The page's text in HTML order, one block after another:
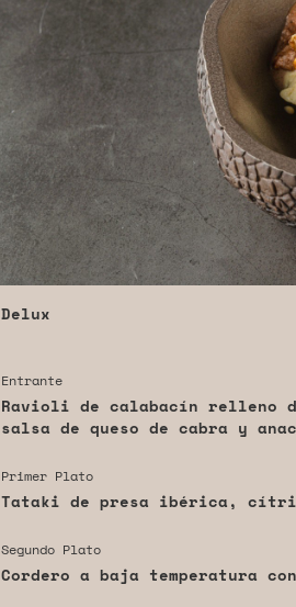
Delux
Entrante
Ravioli de calabacín relleno
salsa de queso de cabra y
Primer Plato
Tataki de presa ibérica,
Segundo Plato
Cordero a baja temperatura